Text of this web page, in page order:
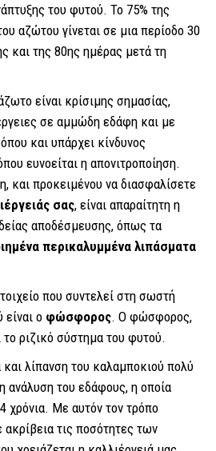
του φυτού. Το 75% της
αζώτου γίνεται σε μια περίοδο 30
και της 80ης ημέρας μετά τη
είναι κρίσιμης σημασίας,
σε αμμώδη εδάφη και με
και υπάρχει κίνδυνος
ευνοείται η απονιτροποίηση.
και προκειμένου να διασφαλίσετε
σας, είναι απαραίτητη η
αποδέσμευσης, όπως τα
περικαλυμμένα λιπάσματα
που συντελεί στη σωστή
ο φώσφορος. Ο φώσφορος,
ριζικό σύστημα του φυτού.
λίπανση του καλαμποκιού πολύ
ανάλυση του εδάφους, η οποία
χρόνια. Με αυτόν τον τρόπο
τις ποσότητες των